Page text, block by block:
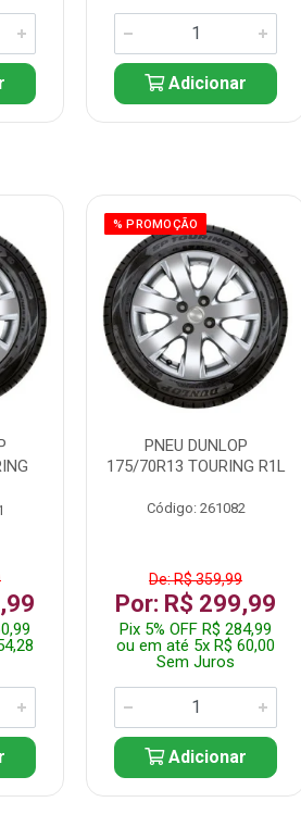
Adicionar
% PROMOÇÃO
PNEU DUNLOP
175/70R13 TOURING R1L
Código: 261082
De: R$ 359,99
Por: R$ 299,99
Pix 5% OFF R$ 284,99
ou em até 5x R$ 60,00
Sem Juros
Adicionar